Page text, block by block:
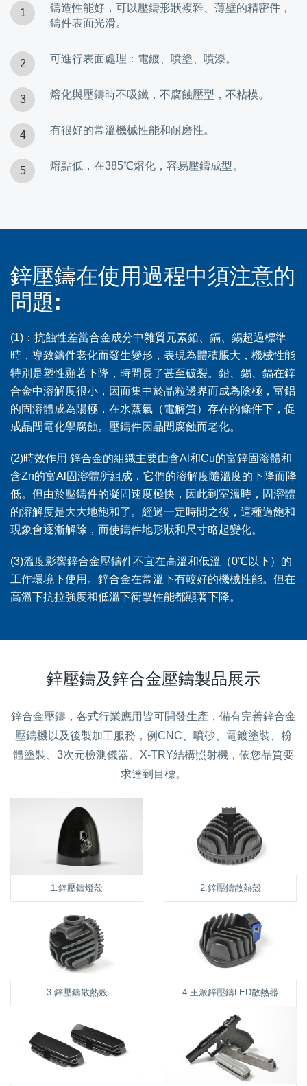
鑄造性能好，可以壓鑄形狀複雜、薄壁的精密件，
鑄件表面光滑。
可進行表面處理：電鍍、噴塗、噴漆。
熔化與壓鑄時不吸鐵，不腐蝕壓型，不粘模。
有很好的常溫機械性能和耐磨性。
熔點低，在385℃熔化，容易壓鑄成型。
鋅壓鑄在使用過程中須注意的
問題:
(1)：抗蝕性差當合金成分中雜質元素鉛、鎘、錫超過標準
時，導致鑄件老化而發生變形，表現為體積脹大，機械性能
特別是塑性顯著下降，時間長了甚至破裂。鉛、錫、鎘在鋅
合金中溶解度很小，因而集中於晶粒邊界而成為陰極，富鋁
的固溶體成為陽極，在水蒸氣（電解質）存在的條件下，促
成晶間電化學腐蝕。壓鑄件因晶間腐蝕而老化。
(2)時效作用 鋅合金的組織主要由含Al和Cu的富鋅固溶體和
含Zn的富Al固溶體所組成，它們的溶解度隨溫度的下降而降
低。但由於壓鑄件的凝固速度極快，因此到室溫時，固溶體
的溶解度是大大地飽和了。經過一定時間之後，這種過飽和
現象會逐漸解除，而使鑄件地形狀和尺寸略起變化。
(3)溫度影響鋅合金壓鑄件不宜在高溫和低溫（0℃以下）的
工作環境下使用。鋅合金在常溫下有較好的機械性能。但在
高溫下抗拉強度和低溫下衝擊性能都顯著下降。
鋅壓鑄及鋅合金壓鑄製品展示
鋅合金壓鑄，各式行業應用皆可開發生產，備有完善鋅合金
壓鑄機以及後製加工服務，例CNC、噴砂、電鍍塗裝、粉
體塗裝、3次元檢測儀器、X-TRY結構照射機，依您品質要
求達到目標。
1.鋅壓鑄燈殼 2.鋅壓鑄散熱殼
3.鋅壓鑄散熱殼 4.王派鋅壓鑄LED散熱器